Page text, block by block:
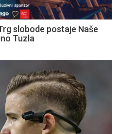
slobode postaje Naše
Tuzla